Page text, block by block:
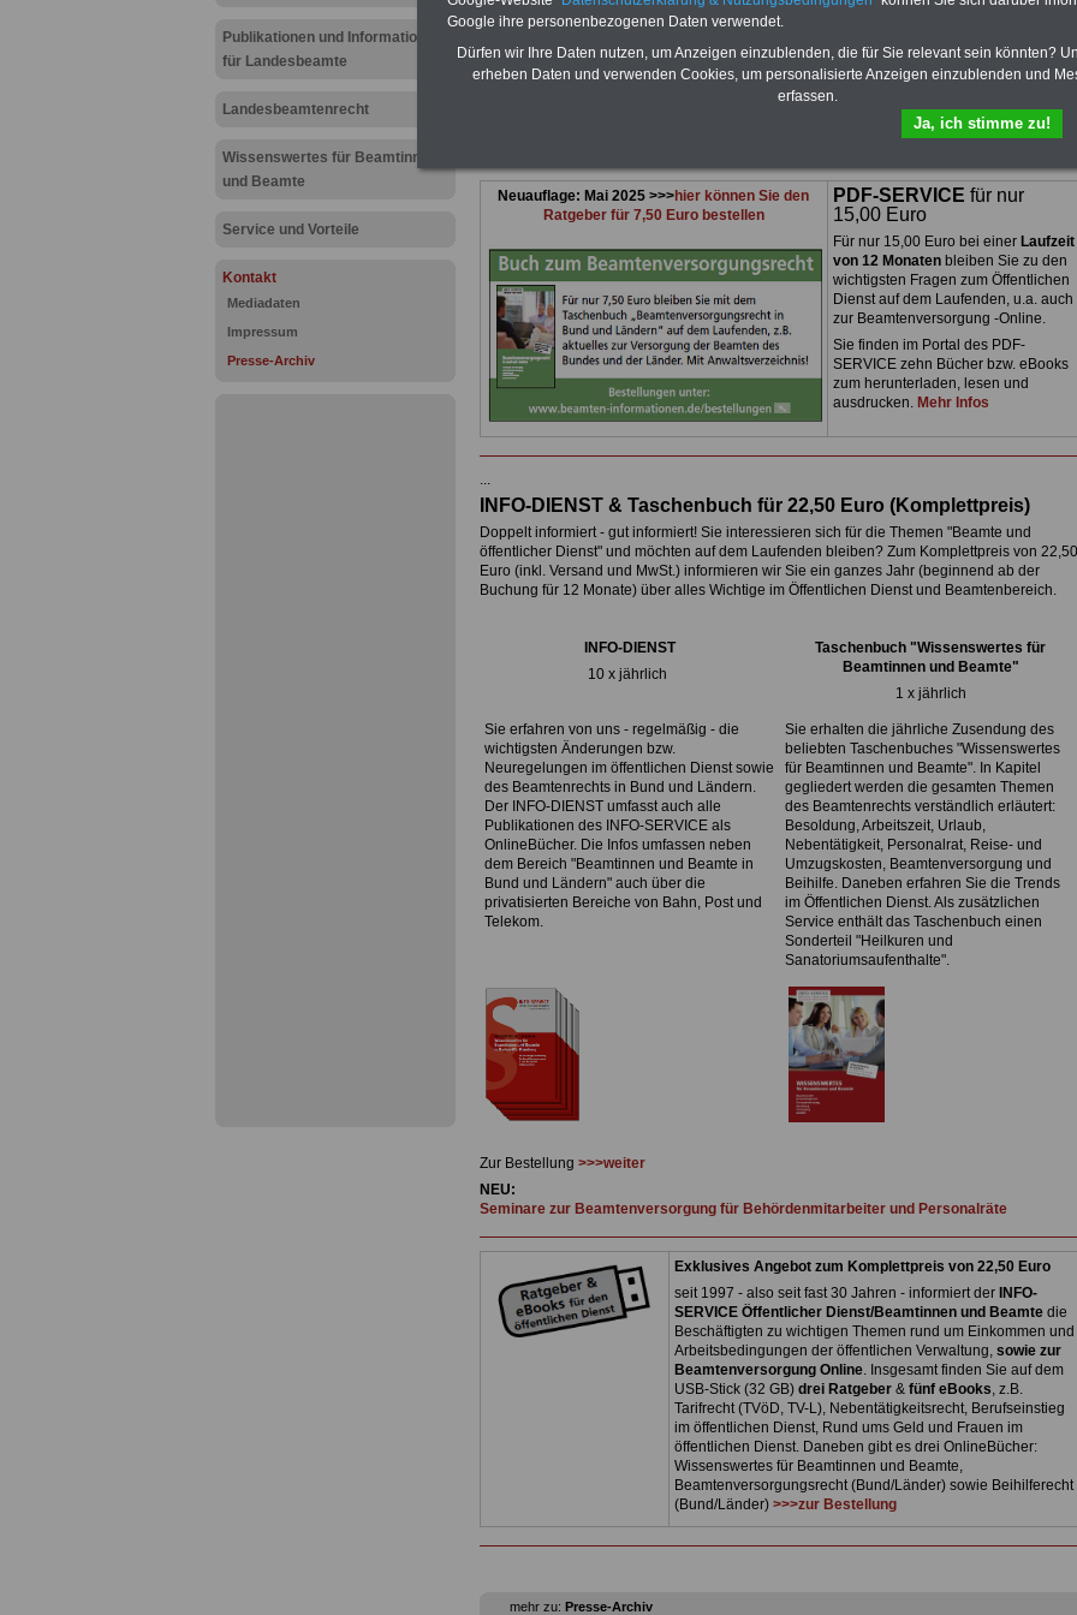
Publikationen und Informationen
für Landesbeamte
Landesbeamtenrecht
Wissenswertes für Beamtinnen
und Beamte
Service und Vorteile
Kontakt
Mediadaten
Impressum
Presse-Archiv
Presse-Informationen zum öffentlichen Dienst
Neuauflage: Mai 2025 >>>hier können Sie den
Ratgeber für 7,50 Euro bestellen
PDF-SERVICE für nur
15,00 Euro
Für nur 15,00 Euro bei einer Laufzeit
von 12 Monatenbleiben Sie zu den
wichtigsten Fragen zum Öffentlichen
Dienst auf dem Laufenden, u.a. auch
zur Beamtenversorgung -Online.
Sie finden im Portal des PDF-
SERVICE zehn Bücher bzw. eBooks
zum herunterladen, lesen und
ausdrucken. Mehr Infos
...
INFO-DIENST & Taschenbuch für 22,50 Euro (Komplettpreis)
Doppelt informiert - gut informiert! Sie interessieren sich für die Themen "Beamte und
öffentlicher Dienst" und möchten auf dem Laufenden bleiben? Zum Komplettpreis von 22,50
Euro (inkl. Versand und MwSt.) informieren wir Sie ein ganzes Jahr (beginnend ab der
Buchung für 12 Monate) über alles Wichtige im Öffentlichen Dienst und Beamtenbereich.
INFO-DIENST
10 x jährlich
Taschenbuch "Wissenswertes für
Beamtinnen und Beamte"
1 x jährlich
Sie erfahren von uns - regelmäßig - die
wichtigsten Änderungen bzw.
Neuregelungen im öffentlichen Dienst sowie
des Beamtenrechts in Bund und Ländern.
Der INFO-DIENST umfasst auch alle
Publikationen des INFO-SERVICE als
OnlineBücher. Die Infos umfassen neben
dem Bereich "Beamtinnen und Beamte in
Bund und Ländern" auch über die
privatisierten Bereiche von Bahn, Post und
Telekom.
Sie erhalten die jährliche Zusendung des
beliebten Taschenbuches "Wissenswertes
für Beamtinnen und Beamte". In Kapitel
gegliedert werden die gesamten Themen
des Beamtenrechts verständlich erläutert:
Besoldung, Arbeitszeit, Urlaub,
Nebentätigkeit, Personalrat, Reise- und
Umzugskosten, Beamtenversorgung und
Beihilfe. Daneben erfahren Sie die Trends
im Öffentlichen Dienst. Als zusätzlichen
Service enthält das Taschenbuch einen
Sonderteil "Heilkuren und
Sanatoriumsaufenthalte".
Zur Bestellung >>>weiter
NEU:
Seminare zur Beamtenversorgung für Behördenmitarbeiter und Personalräte
Exklusives Angebot zum Komplettpreis von 22,50 Euro
seit 1997 - also seit fast 30 Jahren - informiert der INFO-
SERVICE Öffentlicher Dienst/Beamtinnen und Beamtedie
Beschäftigten zu wichtigen Themen rund um Einkommen und
Arbeitsbedingungen der öffentlichen Verwaltung,sowie zur
Beamtenversorgung Online. Insgesamt finden Sie auf dem
USB-Stick (32 GB) drei Ratgeber& fünf eBooks, z.B.
Tarifrecht (TVöD, TV-L), Nebentätigkeitsrecht, Berufseinstieg
im öffentlichen Dienst, Rund ums Geld und Frauen im
öffentlichen Dienst. Daneben gibt es drei OnlineBücher:
Wissenswertes für Beamtinnen und Beamte,
Beamtenversorgungsrecht (Bund/Länder) sowie Beihilferecht
(Bund/Länder) >>>zur Bestellung
mehr zu: Presse-Archiv
Google ihre personenbezogenen Daten verwendet.
Dürfen wir Ihre Daten nutzen, um Anzeigen einzublenden, die für Sie relevant sein könnten?
erheben Daten und verwenden Cookies, um personalisierte Anzeigen einzublenden und
erfassen.
Ja, ich stimme zu!